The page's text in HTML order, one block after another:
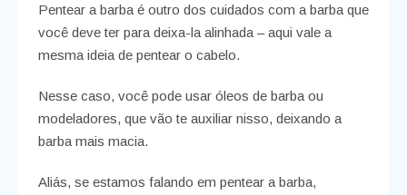
Pentear a barba é outro dos cuidados com a barba que
você deve ter para deixa-la alinhada – aqui vale a
mesma ideia de pentear o cabelo.
Nesse caso, você pode usar óleos de barba ou
modeladores, que vão te auxiliar nisso, deixando a
barba mais macia.
Aliás, se estamos falando em pentear a barba,